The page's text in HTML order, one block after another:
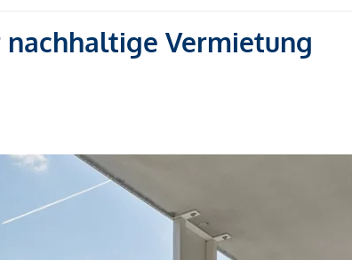
nachhaltige Vermietung